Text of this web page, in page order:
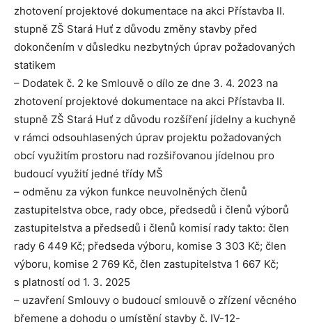
zhotovení projektové dokumentace na akci Přístavba II.
stupně ZŠ Stará Huť z důvodu změny stavby před
dokončením v důsledku nezbytných úprav požadovaných
statikem
– Dodatek č. 2 ke Smlouvě o dílo ze dne 3. 4. 2023 na
zhotovení projektové dokumentace na akci Přístavba II.
stupně ZŠ Stará Huť z důvodu rozšíření jídelny a kuchyně
v rámci odsouhlasených úprav projektu požadovaných
obcí využitím prostoru nad rozšiřovanou jídelnou pro
budoucí využití jedné třídy MŠ
– odměnu za výkon funkce neuvolněných členů
zastupitelstva obce, rady obce, předsedů i členů výborů
zastupitelstva a předsedů i členů komisí rady takto: člen
rady 6 449 Kč; předseda výboru, komise 3 303 Kč; člen
výboru, komise 2 769 Kč, člen zastupitelstva 1 667 Kč;
s platností od 1. 3. 2025
– uzavření Smlouvy o budoucí smlouvě o zřízení věcného
břemene a dohodu o umístění stavby č. IV-12-